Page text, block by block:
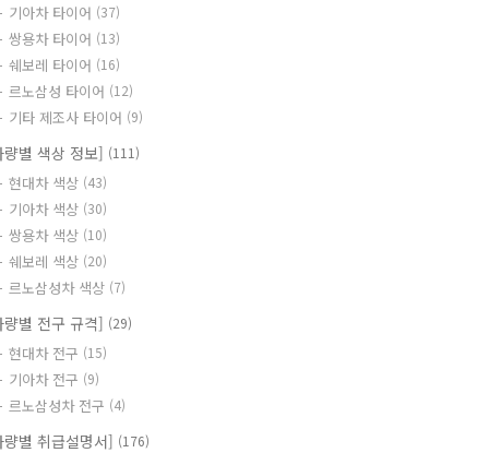
기아차 타이어 (37)
쌍용차 타이어 (13)
쉐보레 타이어 (16)
르노삼성 타이어 (12)
기타 제조사 타이어 (9)
량별 색상 정보] (111)
현대차 색상 (43)
기아차 색상 (30)
쌍용차 색상 (10)
쉐보레 색상 (20)
르노삼성차 색상 (7)
량별 전구 규격] (29)
현대차 전구 (15)
기아차 전구 (9)
르노삼성차 전구 (4)
량별 취급설명서] (176)